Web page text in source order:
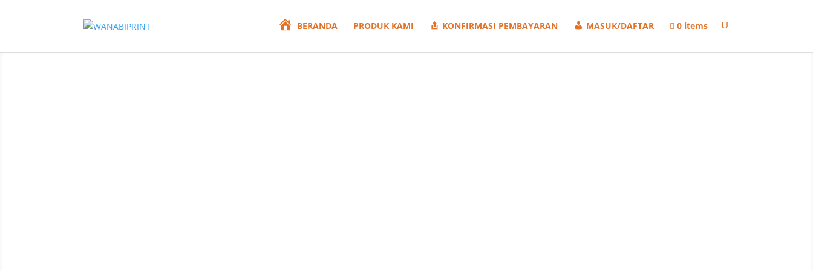
BERANDA PRODUK KAMI KONFIRMASI PEMBAYARAN MASUK/DAFTAR 0 items